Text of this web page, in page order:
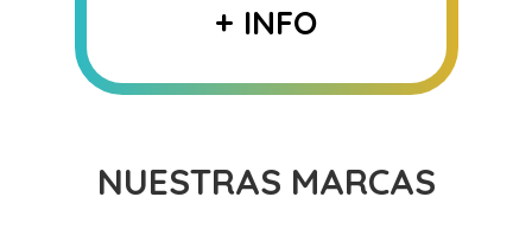
+ INFO
NUESTRAS MARCAS